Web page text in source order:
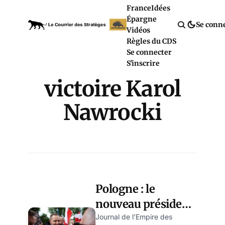
FranceIdées
Épargne
Vidéos
Règles du CDS
Se connecter
S'inscrire
Se
victoire Karol
Nawrocki
Pologne : le
nouveau président
sème le trouble à
Journal de l’Empire des